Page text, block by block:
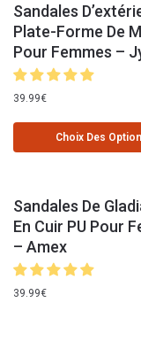
Sandales
Plate-Forme De
Pour Femmes –
39.99€
Choix Des
Sandales De
En Cuir PU Pour
– Amex
39.99€